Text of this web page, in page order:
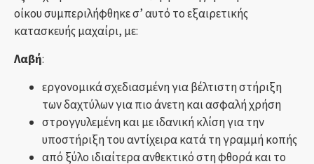
οίκου συμπεριλήφθηκε σ’ αυτό το εξαιρετικής
κατασκευής μαχαίρι, με:
Λαβή:
εργονομικά σχεδιασμένη για βέλτιστη στήριξη
των δαχτύλων για πιο άνετη και ασφαλή χρήση
στρογγυλεμένη και με ιδανική κλίση για την
υποστήριξη του αντίχειρα κατά τη γραμμή κοπής
από ξύλο ιδιαίτερα ανθεκτικό στη φθορά και το